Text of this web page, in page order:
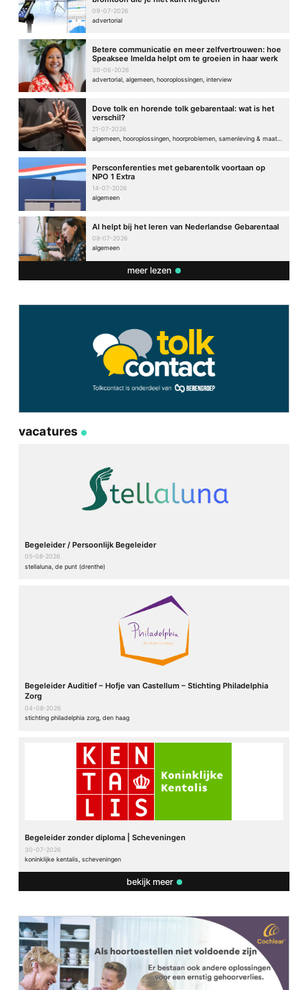
09-07-2026
advertorial
Betere communicatie en meer zelfvertrouwen: hoe
Speaksee Imelda helpt om te groeien in haar werk
30-06-2026
advertorial, algemeen, hooroplossingen, interview
Dove tolk en horende tolk gebarentaal: wat is het
verschil?
21-07-2026
Persconferenties met gebarentolk voortaan op
NPO 1 Extra
14-07-2026
algemeen
AI helpt bij het leren van Nederlandse Gebarentaal
08-07-2026
algemeen
meer lezen
vacatures
Begeleider / Persoonlijk Begeleider
05-08-2026
stellaluna, de punt (drenthe)
Begeleider Auditief – Hofje van Castellum – Stichting Philadelphia
Zorg
04-08-2026
stichting philadelphia zorg, den haag
Begeleider zonder diploma | Scheveningen
30-07-2026
koninklijke kentalis, scheveningen
bekijk meer